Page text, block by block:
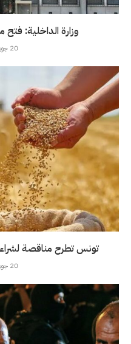
وزارة الداخلية: فتح
20 جويلية، 2026
تونس تطرح مناقصة لشراء 75 ألف طن من القمح اللين
20 جويلية، 2026